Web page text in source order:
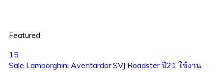
Featured
15
Sale Lamborghini Aventardor SVJ Roadster ปี21 ใช้งาน